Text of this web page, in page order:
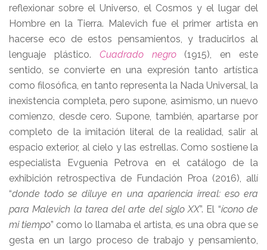
reflexionar sobre el Universo, el Cosmos y el lugar del
Hombre en la Tierra. Malevich fue el primer artista en
hacerse eco de estos pensamientos, y traducirlos al
lenguaje plástico. Cuadrado negro(1915), en este
sentido, se convierte en una expresión tanto artística
como filosófica, en tanto representa la Nada Universal, la
inexistencia completa, pero supone, asimismo, un nuevo
comienzo, desde cero. Supone, también, apartarse por
completo de la imitación literal de la realidad, salir al
espacio exterior, al cielo y las estrellas. Como sostiene la
especialista Evguenia Petrova en el catálogo de la
exhibición retrospectiva de Fundación Proa (2016), allí
“donde todo se diluye en una apariencia irreal: eso era
para Malevich la tarea del arte del siglo XX”. El “ícono de
mi tiempo” como lo llamaba el artista, es una obra que se
gesta en un largo proceso de trabajo y pensamiento,